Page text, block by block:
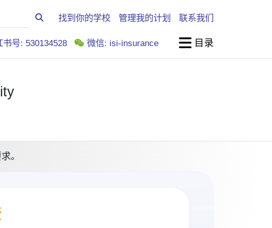
找到你的学校 管理我的计划 联系我们
书号: 530134528 微信: isi-insurance 目录
。